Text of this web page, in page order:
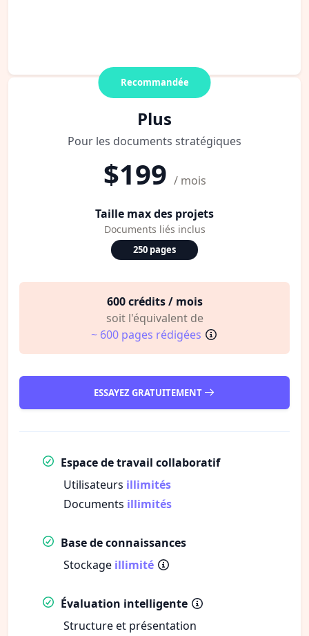
Recommandée
Plus
Pour les documents stratégiques
$199 / mois
Taille max des projets
Documents liés inclus
250 pages
600 crédits / mois
soit l'équivalent de
~ 600 pages rédigées
ESSAYEZ GRATUITEMENT
Espace de travail collaboratif
Utilisateurs illimités
Documents illimités
Base de connaissances
Stockage illimité
Évaluation intelligente
Structure et présentation